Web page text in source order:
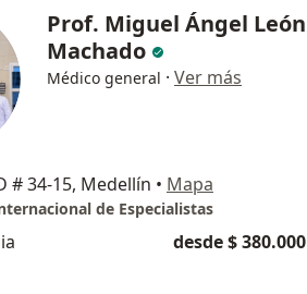
Prof. Miguel Ángel León
Machado
Médico general · Ver más
# 34-15, Medellín • Mapa
de Especialistas
desde $ 380.000